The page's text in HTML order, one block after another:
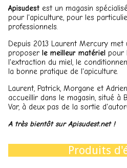
Apisudest est un magasin
pour l'apiculture, pour les
professionnels.
Depuis 2013 Laurent Mercury
proposer le meilleur matériel pour
l'extraction du miel, le
la bonne pratique de l'apiculture.
Laurent, Patrick, Morgane et
accueillir dans le magasin, situé à
Var, à deux pas de la sortie
A très bientôt sur Apisudest.net !
Produits